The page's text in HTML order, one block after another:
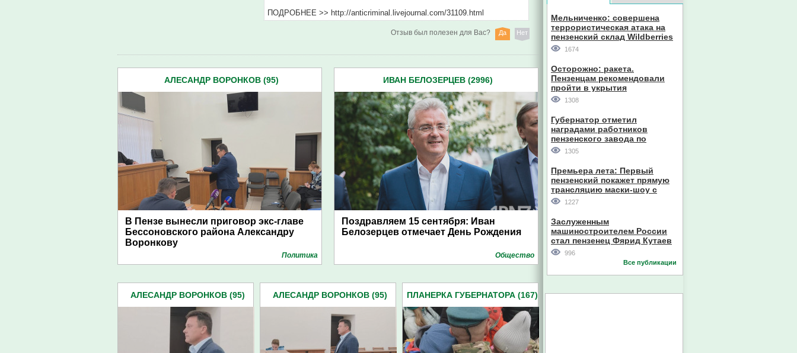
ПОДРОБНЕЕ >> http://anticriminal.livejournal.com/31109.html
Отзыв был полезен для Вас? Да Нет
АЛЕСАНДР ВОРОНКОВ (95)
В Пензе вынесли приговор экс-главе
Бессоновского района Александру
Воронкову
Политика
ИВАН БЕЛОЗЕРЦЕВ (2996)
Поздравляем 15 сентября: Иван
Белозерцев отмечает День Рождения
Общество
АЛЕСАНДР ВОРОНКОВ (95) АЛЕСАНДР ВОРОНКОВ (95) ПЛАНЕРКА ГУБЕРНАТОРА (167)
Мельниченко: совершена
террористическая атака на
пензенский склад Wildberries
1674
Осторожно: ракета.
Пензенцам рекомендовали
пройти в укрытия
1308
Губернатор отметил
наградами работников
пензенского завода по
производству станков
1305
Премьера лета: Первый
пензенский покажет прямую
трансляцию маски-шоу с
участием компании из Южной
1227
Заслуженным
машиностроителем России
стал пензенец Фярид Кутаев
996
Все публикации